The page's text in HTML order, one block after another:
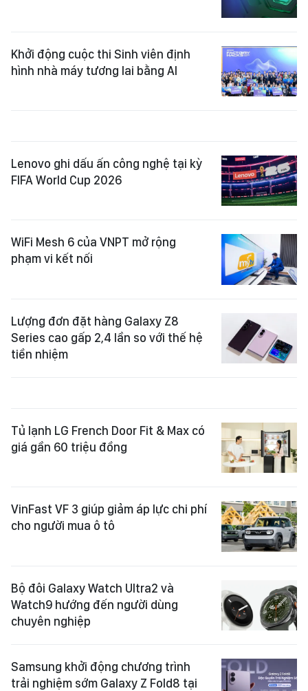
Khởi động cuộc thi Sinh viên định
hình nhà máy tương lai bằng AI
Lenovo ghi dấu ấn công nghệ tại kỳ
FIFA World Cup 2026
WiFi Mesh 6 của VNPT mở rộng
phạm vi kết nối
Lượng đơn đặt hàng Galaxy Z8
Series cao gấp 2,4 lần so với thế hệ
tiền nhiệm
Tủ lạnh LG French Door Fit & Max có
giá gần 60 triệu đồng
VinFast VF 3 giúp giảm áp lực chi phí
cho người mua ô tô
Bộ đôi Galaxy Watch Ultra2 và
Watch9 hướng đến người dùng
chuyên nghiệp
Samsung khởi động chương trình
trải nghiệm sớm Galaxy Z Fold8 tại